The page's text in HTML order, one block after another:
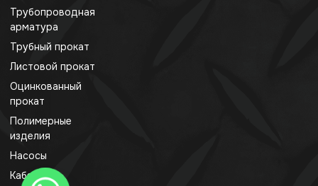
Трубопроводная
арматура
Трубный прокат
Листовой прокат
Оцинкованный
прокат
Полимерные
изделия
Насосы
Кабель